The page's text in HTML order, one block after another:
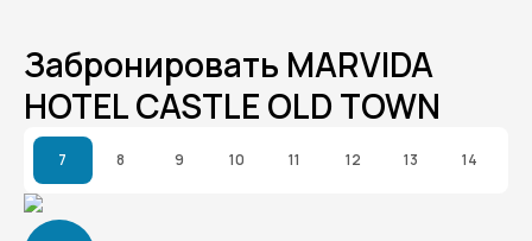
Забронировать MARVIDA
HOTEL CASTLE OLD TOWN
7 8 9 10 11 12 13 14